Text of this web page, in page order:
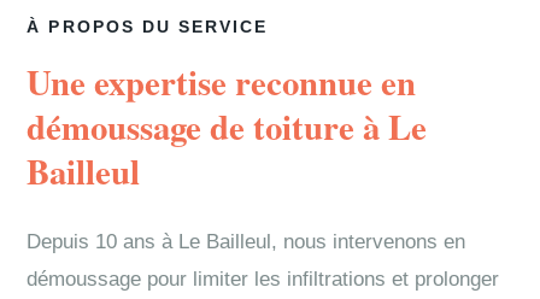
À PROPOS DU SERVICE
Une expertise reconnue en
démoussage de toiture à Le
Bailleul
Depuis 10 ans à Le Bailleul, nous intervenons en
démoussage pour limiter les infiltrations et prolonger